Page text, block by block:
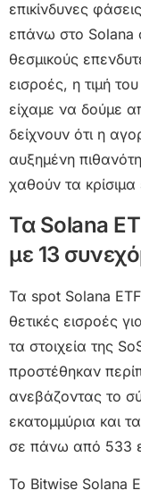
επικίνδυνες
επάνω στο Solana
θεσμικούς
εισροές, η τιμή
είχαμε να δούμε
δείχνουν ότι η
αυξημένη
χαθούν τα κρίσιμα
Τα Solana
με 13
Τα spot Solana
θετικές εισροές
τα στοιχεία της
προστέθηκαν
ανεβάζοντας το
εκατομμύρια και
σε πάνω από 533
Το Bitwise Solana